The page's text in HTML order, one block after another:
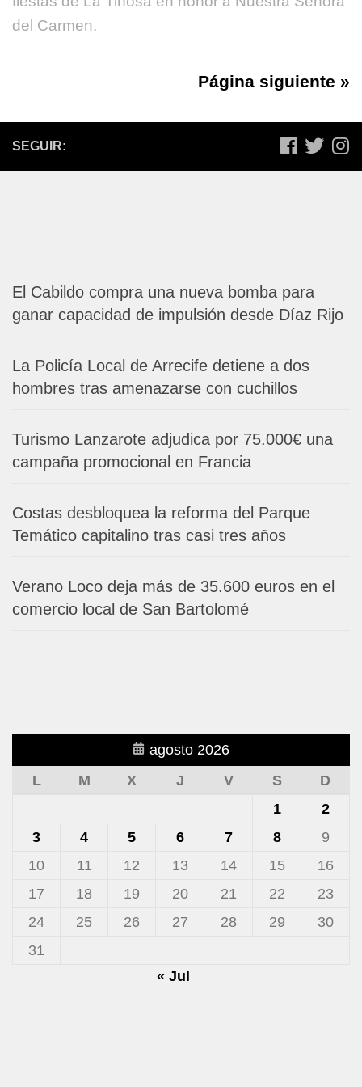
del Carmen.
Página siguiente »
SEGUIR:
El Cabildo compra una nueva bomba para
ganar capacidad de impulsión desde Díaz Rijo
La Policía Local de Arrecife detiene a dos
hombres tras amenazarse con cuchillos
Turismo Lanzarote adjudica por 75.000€ una
campaña promocional en Francia
Costas desbloquea la reforma del Parque
Temático capitalino tras casi tres años
Verano Loco deja más de 35.600 euros en el
comercio local de San Bartolomé
agosto 2026
L
M X J V S
D
1
2
3
4 5 6 7 8
9
10
11 12 13 14 15
16
17
18 19 20 21 22
23
24
25 26 27 28 29
30
31
« Jul